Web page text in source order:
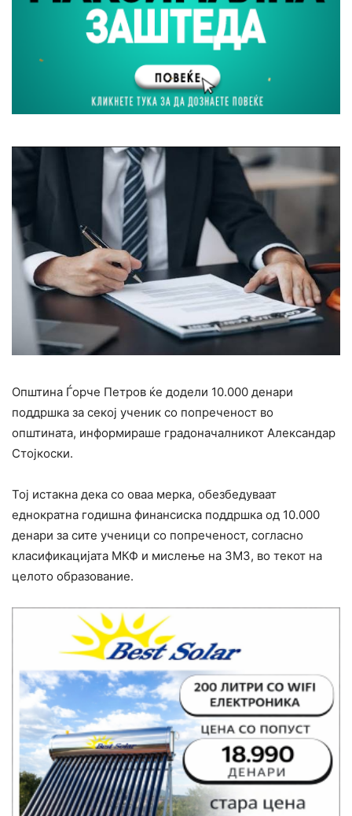
Општина Ѓорче Петров ќе додели 10.000 денари
поддршка за секој ученик со попреченост во
општината, информираше градоначалникот Александар
Стојкоски.
Тој истакна дека со оваа мерка, обезбедуваат
еднократна годишна финансиска поддршка од 10.000
денари за сите ученици со попреченост, согласно
класификацијата МКФ и мислење на ЗМЗ, во текот на
целото образование.